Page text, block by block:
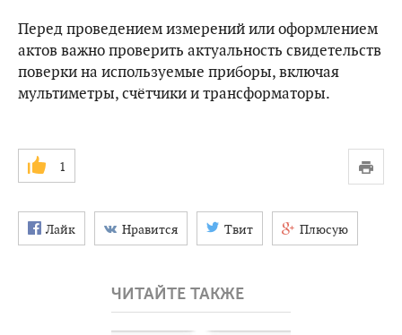
Перед проведением измерений или оформлением
актов важно проверить актуальность свидетельств
поверки на используемые приборы, включая
мультиметры, счётчики и трансформаторы.
1
Лайк Нравится Твит Плюсую
ЧИТАЙТЕ ТАКЖЕ